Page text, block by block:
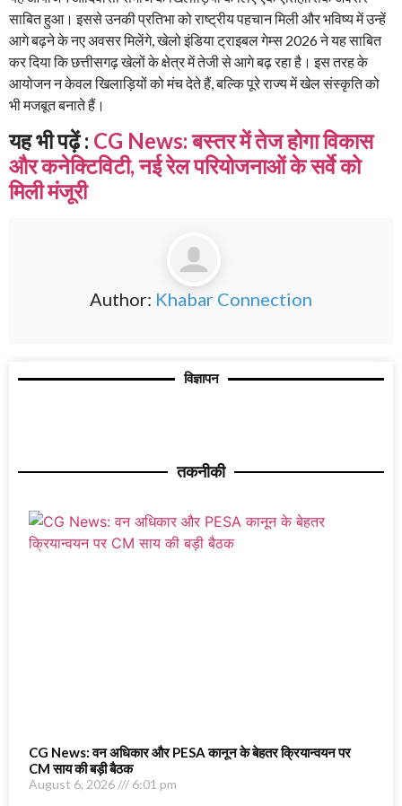
साबित हुआ। इससे उनकी प्रतिभा को राष्ट्रीय पहचान मिली और भविष्य में उन्हें
आगे बढ़ने के नए अवसर मिलेंगे, खेलो इंडिया ट्राइबल गेम्स 2026 ने यह साबित
कर दिया कि छत्तीसगढ़ खेलों के क्षेत्र में तेजी से आगे बढ़ रहा है। इस तरह के
आयोजन न केवल खिलाड़ियों को मंच देते हैं, बल्कि पूरे राज्य में खेल संस्कृति को
भी मजबूत बनाते हैं।
यह भी पढ़ें : CG News: बस्तर में तेज होगा विकास
और कनेक्टिविटी, नई रेल परियोजनाओं के सर्वे को
मिली मंजूरी
Author: Khabar Connection
विज्ञापन
तकनीकी
CG News: वन अधिकार और PESA कानून के बेहतर क्रियान्वयन पर
CM साय की बड़ी बैठक
August 6, 2026 6:01 pm